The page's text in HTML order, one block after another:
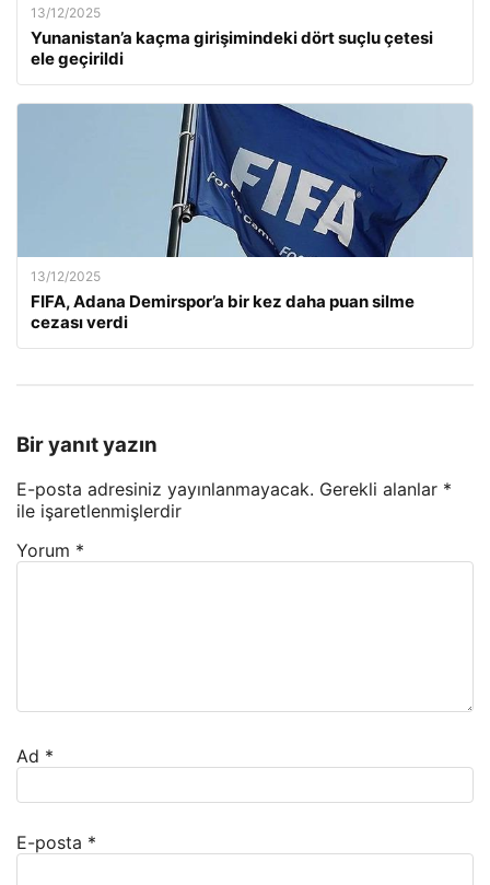
13/12/2025
Yunanistan’a kaçma girişimindeki dört suçlu çetesi
ele geçirildi
13/12/2025
FIFA, Adana Demirspor’a bir kez daha puan silme
cezası verdi
Bir yanıt yazın
E-posta adresiniz yayınlanmayacak. Gerekli alanlar *
ile işaretlenmişlerdir
Yorum *
Ad *
E-posta *